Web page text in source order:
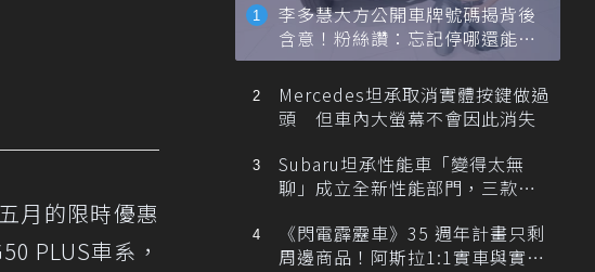
月的限時優惠
PLUS車系，
李多慧大方公開車牌號碼揭背後
含意！粉絲讚：忘記停哪還能幫
忙找車
Mercedes坦承取消實體按鍵做過
頭 但車內大螢幕不會因此消失
Subaru坦承性能車「變得太無
聊」成立全新性能部門，三款手
《閃電霹靂車》35 週年計畫只剩
周邊商品！阿斯拉1:1實車與實體